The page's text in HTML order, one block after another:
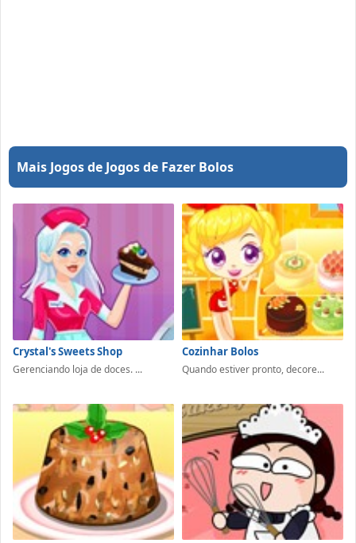
Mais Jogos de Jogos de Fazer Bolos
Crystal's Sweets Shop
Gerenciando loja de doces. ...
Cozinhar Bolos
Quando estiver pronto, decore...